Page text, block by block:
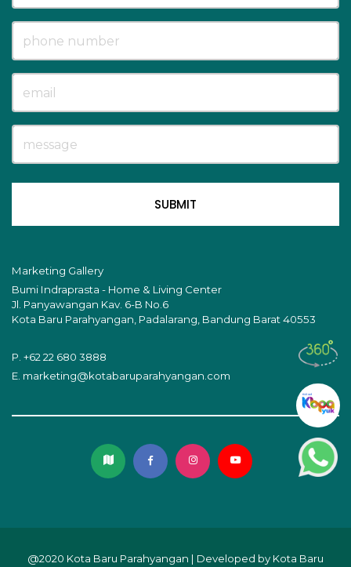
SUBMIT
Marketing Gallery
Bumi Indraprasta - Home & Living Center
Jl. Panyawangan Kav. 6-B No.6
Kota Baru Parahyangan, Padalarang, Bandung Barat 40553
P. +62 22 680 3888
E. marketing@kotabaruparahyangan.com
@2020 Kota Baru Parahyangan | Developed by Kota Baru